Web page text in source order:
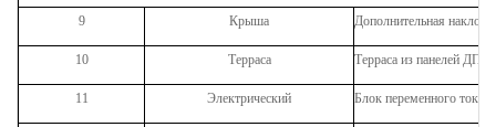
9 Крыша Дополнительная
10 Терраса Терраса из панелей ДПК
11 Электрический Блок переменного тока,